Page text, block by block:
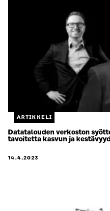
ARTIKKELI
Datatalouden verkoston
tavoitetta kasvun ja
14.4.2023